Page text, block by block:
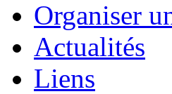
Organiser
Actualités
Liens